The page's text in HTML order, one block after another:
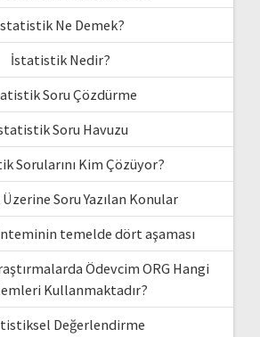
Ne Demek?
İstatistik Nedir?
Soru Çözdürme
Soru Havuzu
Sorularını Kim Çözüyor?
Soru Yazılan Konular
temelde dört aşaması
Ödevcim ORG Hangi
Kullanmaktadır?
Değerlendirme